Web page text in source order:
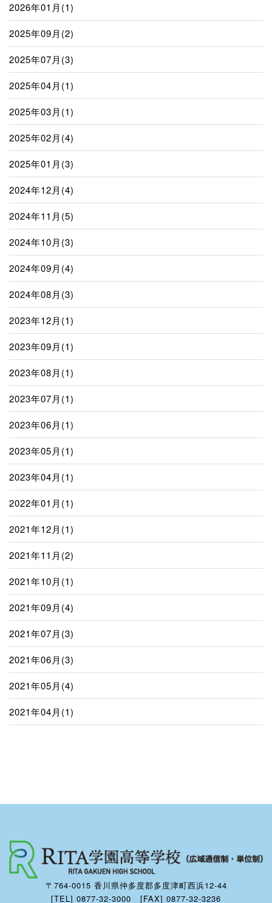
2026年01月(1)
2025年09月(2)
2025年07月(3)
2025年04月(1)
2025年03月(1)
2025年02月(4)
2025年01月(3)
2024年12月(4)
2024年11月(5)
2024年10月(3)
2024年09月(4)
2024年08月(3)
2023年12月(1)
2023年09月(1)
2023年08月(1)
2023年07月(1)
2023年06月(1)
2023年05月(1)
2023年04月(1)
2022年01月(1)
2021年12月(1)
2021年11月(2)
2021年10月(1)
2021年09月(4)
2021年07月(3)
2021年06月(3)
2021年05月(4)
2021年04月(1)
〒764-0015 香川県仲多度郡多度津町西浜12-44
[TEL] 0877-32-3000 [FAX] 0877-32-3236